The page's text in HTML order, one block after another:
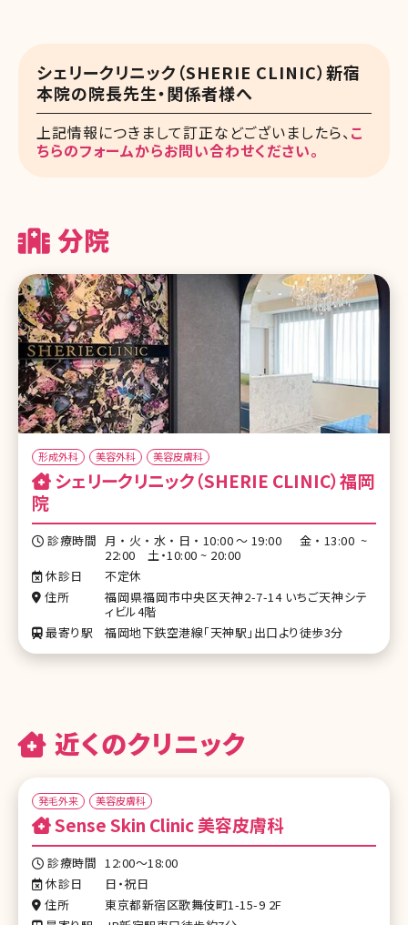
シェリークリニック（SHERIE CLINIC）新宿
本院の院長先生・関係者様へ
上記情報につきまして訂正などございましたら、こ
ちらのフォームからお問い合わせください。
分院
形成外科 美容外科 美容皮膚科
院
診療時間 月・火・水・日・10:00～19:00 金・13:00 ~
22:00 土・10:00 ~ 20:00
休診日
不定休
住所
福岡県福岡市中央区天神2-7-14 いちご天神シテ
ィビル4階
最寄り駅
福岡地下鉄空港線「天神駅」出口より徒歩3分
近くのクリニック
発毛外来 美容皮膚科
Sense Skin Clinic 美容皮膚科
診療時間 12:00～18:00
休診日
日・祝日
住所
東京都新宿区歌舞伎町1-15-9 2F